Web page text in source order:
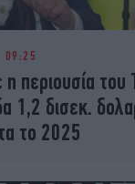
η περιουσία
1,2 δισεκ.
το 2025